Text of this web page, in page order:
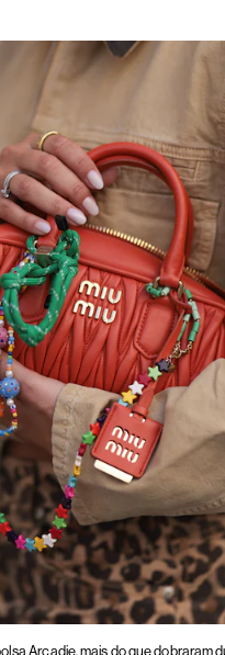
Arcadie, mais do que dobraram